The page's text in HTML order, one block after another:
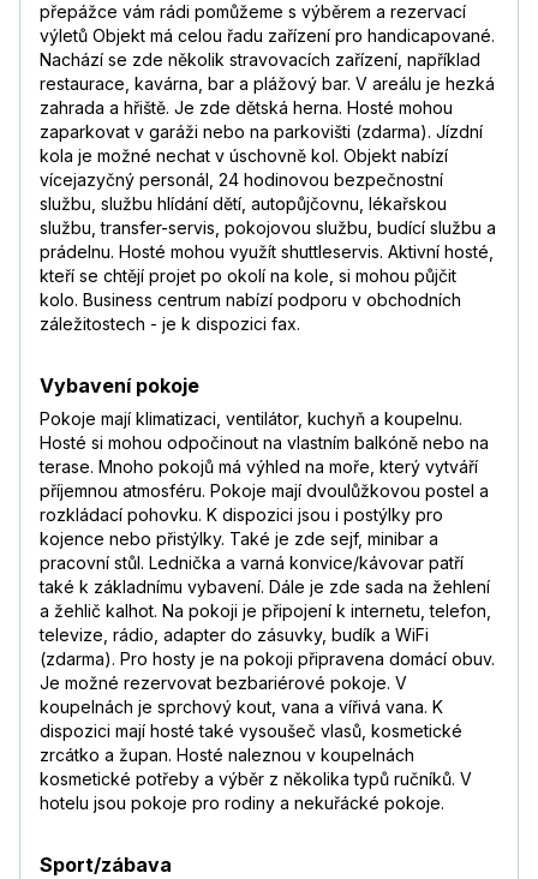
přepážce vám rádi pomůžeme s výběrem a rezervací
výletů Objekt má celou řadu zařízení pro handicapované.
Nachází se zde několik stravovacích zařízení, například
restaurace, kavárna, bar a plážový bar. V areálu je hezká
zahrada a hřiště. Je zde dětská herna. Hosté mohou
zaparkovat v garáži nebo na parkovišti (zdarma). Jízdní
kola je možné nechat v úschovně kol. Objekt nabízí
vícejazyčný personál, 24 hodinovou bezpečnostní
službu, službu hlídání dětí, autopůjčovnu, lékařskou
službu, transfer-servis, pokojovou službu, budící službu a
prádelnu. Hosté mohou využít shuttleservis. Aktivní hosté,
kteří se chtějí projet po okolí na kole, si mohou půjčit
kolo. Business centrum nabízí podporu v obchodních
záležitostech - je k dispozici fax.
Vybavení pokoje
Pokoje mají klimatizaci, ventilátor, kuchyň a koupelnu.
Hosté si mohou odpočinout na vlastním balkóně nebo na
terase. Mnoho pokojů má výhled na moře, který vytváří
příjemnou atmosféru. Pokoje mají dvoulůžkovou postel a
rozkládací pohovku. K dispozici jsou i postýlky pro
kojence nebo přistýlky. Také je zde sejf, minibar a
pracovní stůl. Lednička a varná konvice/kávovar patří
také k základnímu vybavení. Dále je zde sada na žehlení
a žehlič kalhot. Na pokoji je připojení k internetu, telefon,
televize, rádio, adapter do zásuvky, budík a WiFi
(zdarma). Pro hosty je na pokoji připravena domácí obuv.
Je možné rezervovat bezbariérové pokoje. V
koupelnách je sprchový kout, vana a vířivá vana. K
dispozici mají hosté také vysoušeč vlasů, kosmetické
zrcátko a župan. Hosté naleznou v koupelnách
kosmetické potřeby a výběr z několika typů ručníků. V
hotelu jsou pokoje pro rodiny a nekuřácké pokoje.
Sport/zábava